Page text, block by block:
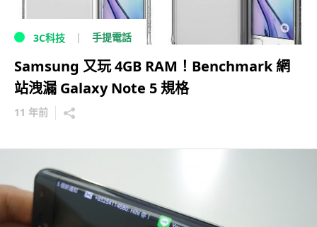
3C科技 手提電話
Samsung 又玩 4GB RAM！Benchmark 網
站洩漏 Galaxy Note 5 規格
11 年前